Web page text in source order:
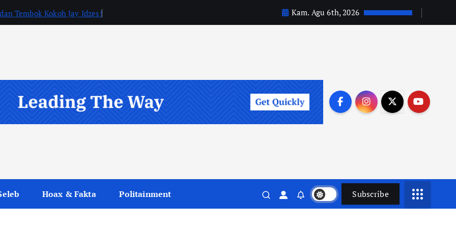
Tembok Kokoh Jay Idzes! Kam. Agu 6th, 2026
Hoax & Fakta Politainment Subscribe